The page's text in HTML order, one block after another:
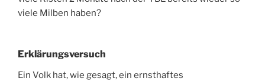
viele Milben haben?
Erklärungsversuch
Ein Volk hat, wie gesagt, ein ernsthaftes